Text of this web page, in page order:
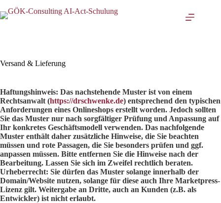
Inhalt
springen
Versand & Lieferung
Haftungshinweis: Das nachstehende Muster ist von einem
Rechtsanwalt (https://drschwenke.de) entsprechend den typischen
Anforderungen eines Onlineshops erstellt worden. Jedoch sollten
Sie das Muster nur nach sorgfältiger Prüfung und Anpassung auf
Ihr konkretes Geschäftsmodell verwenden. Das nachfolgende
Muster enthält daher zusätzliche Hinweise, die Sie beachten
müssen und rote Passagen, die Sie besonders prüfen und ggf.
anpassen müssen. Bitte entfernen Sie die Hinweise nach der
Bearbeitung. Lassen Sie sich im Zweifel rechtlich beraten.
Urheberrecht: Sie dürfen das Muster solange innerhalb der
Domain/Website nutzen, solange für diese auch Ihre Marketpress-
Lizenz gilt. Weitergabe an Dritte, auch an Kunden (z.B. als
Entwickler) ist nicht erlaubt.